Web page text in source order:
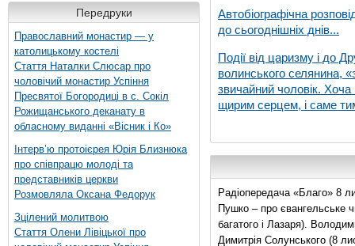
Передруки
Православний монастир — у
католицькому костелі
Стаття Наталки Слюсар про
чоловічий монастир Успіння
Пресвятої Богородиці в с. Сокіл
Рожищанського деканату в
обласному виданні «Вісник і Ко»
Інтерв’ю протоієрея Юрія Близнюка
про співпрацю молоді та
представників церкви
Розмовляла Оксана Федорук
Зцілений молитвою
Стаття Олени Лівіцької про
Автобіографічна
до сьогоднішніх днів...
Події від царизму і до
волинського селянина,
звичайний чоловік. Хоча
щирим серцем, і саме
Радіопередача «Благо» 8
Пушко – про євангельське
багатого і Лазаря).
Димитрія Солунського (8